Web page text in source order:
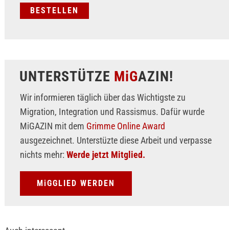
UNTERSTÜTZE MiGAZIN!
Wir informieren täglich über das Wichtigste zu
Migration, Integration und Rassismus. Dafür wurde
MiGAZIN mit dem Grimme Online Award
ausgezeichnet. Unterstüzte diese Arbeit und verpasse
nichts mehr: Werde jetzt Mitglied.
MiGGLIED WERDEN